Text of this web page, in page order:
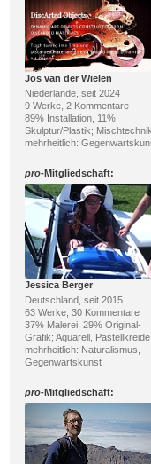
Jos van der Wielen
Niederlande, seit 2024
9 Werke, 2 Kommentare
89% Installation, 11%
Skulptur/Plastik;
mehrheitlich:
pro-Mitgliedschaft:
Jessica Berger
Deutschland, seit 2015
63 Werke, 30 Kommentare
37% Malerei, 29% Original-
Grafik; Aquarell, Pastellkreide;
mehrheitlich: Naturalismus,
Gegenwartskunst
pro-Mitgliedschaft: